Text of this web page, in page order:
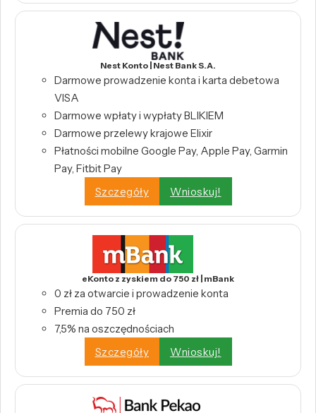
Nest Konto | Nest Bank S.A.
Darmowe prowadzenie konta i karta debetowa
VISA
Darmowe wpłaty i wypłaty BLIKIEM
Darmowe przelewy krajowe Elixir
Płatności mobilne Google Pay, Apple Pay, Garmin
Pay, Fitbit Pay
Szczegóły
Wnioskuj!
eKonto z zyskiem do 750 zł | mBank
0 zł za otwarcie i prowadzenie konta
Premia do 750 zł
7,5% na oszczędnościach
Szczegóły
Wnioskuj!